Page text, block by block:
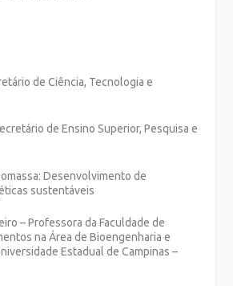
de Ciência, Tecnologia e
de Ensino Superior, Pesquisa e
Desenvolvimento de
sustentáveis
– Professora da Faculdade de
na Área de Bioengenharia e
Estadual de Campinas –